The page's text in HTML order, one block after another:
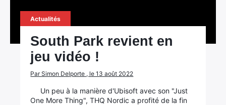
Actualités
South Park revient en
jeu vidéo !
Par Simon Delporte , le 13 août 2022
Un peu à la manière d'Ubisoft avec son "Just
One More Thing", THQ Nordic a profité de la fin